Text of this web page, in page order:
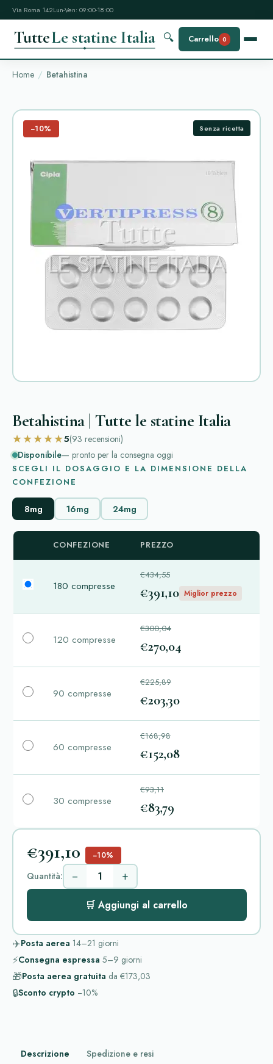
Via Roma 142Lun-Ven: 09:00-18:00
TutteLe statine Italia 🔍 Carrello 0
Home Betahistina
−10% Senza ricetta
Betahistina | Tutte le statine Italia
★★★★★5(93 recensioni)
Disponibile— pronto per la consegna oggi
SCEGLI IL DOSAGGIO E LA DIMENSIONE DELLA
CONFEZIONE
8mg 16mg 24mg
CONFEZIONE PREZZO
180 compresse
€434,55
€391,10 Miglior prezzo
120 compresse
€300,04
€270,04
90 compresse
€225,89
€203,30
60 compresse
€168,98
€152,08
30 compresse
€93,11
€83,79
€391,10 −10%
Quantità: − +
🛒 Aggiungi al carrello
✈️Posta aerea 14–21 giorni
⚡Consegna espressa 5–9 giorni
🎁Posta aerea gratuita da €173,03
🔒Sconto crypto −10%
Descrizione Spedizione e resi